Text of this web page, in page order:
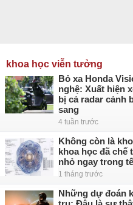
khoa học viễn tưởng
Bỏ xa Honda
nghệ: Xuất hiện
bị cả radar cảnh
sang
4 tuần trước
Không còn là
khoa học đã chế
nhỏ ngay trong
1 tháng trước
Những dự đoán